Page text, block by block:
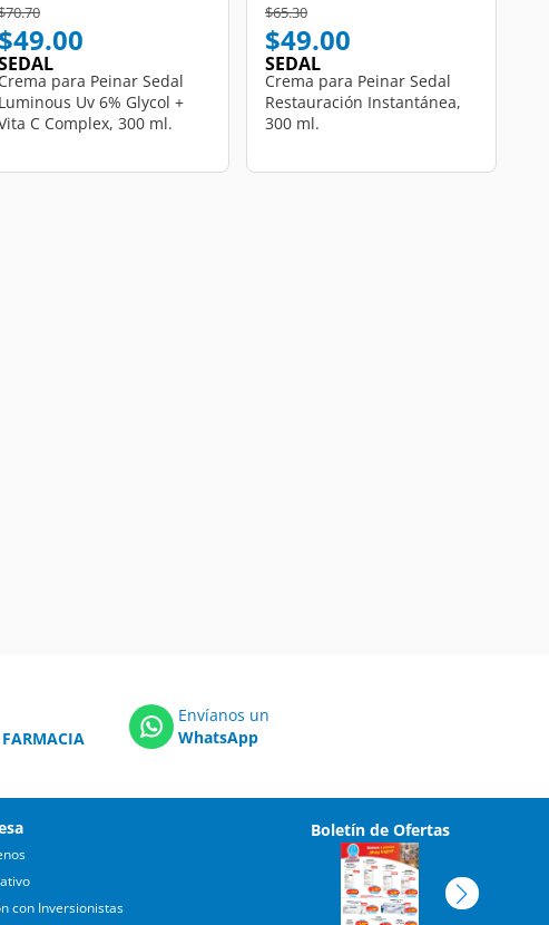
reduced from
to
$49.00
Crema para Peinar Sedal
Luminous Uv 6% Glycol +
C Complex, 300 ml.
Price reduced from
$65.30to
$49.00
SEDAL
Crema para Peinar Sedal
Restauración Instantánea,
300 ml.
Envíanos un
WhatsApp
con Inversionistas
Boletín de Ofertas